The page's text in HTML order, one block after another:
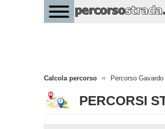
Calcola percorso Percorso
PERCORSI